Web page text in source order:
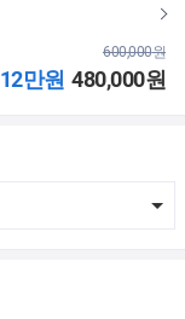
600,000원
12만원 480,000원